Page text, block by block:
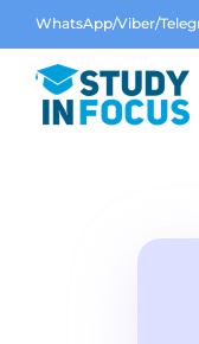
WhatsApp/Viber/